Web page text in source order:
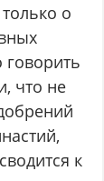
о
что не
к